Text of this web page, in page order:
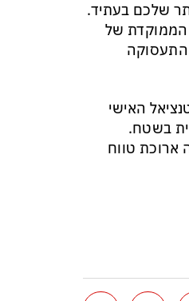
שלכם בעתיד.
הממוקדת של
התעסוקה
האישי
בשטח.
ארוכת טווח